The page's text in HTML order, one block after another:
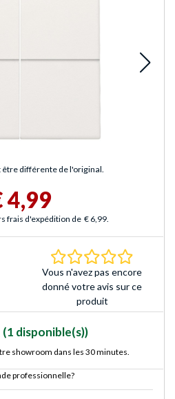
être différente de l'original.
4,99
frais d'expédition de € 6,99.
Vous n'avez pas encore
donné votre avis sur ce
produit
(1 disponible(s))
showroom dans les 30 minutes.
professionnelle?